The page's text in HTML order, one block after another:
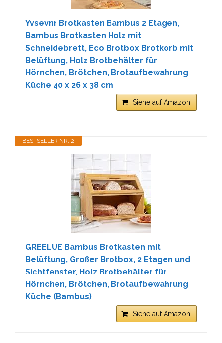
Yvsevnr Brotkasten Bambus 2 Etagen,
Bambus Brotkasten Holz mit
Schneidebrett, Eco Brotbox Brotkorb mit
Belüftung, Holz Brotbehälter für
Hörnchen, Brötchen, Brotaufbewahrung
Küche 40 x 26 x 38 cm
Siehe auf Amazon
BESTSELLER NR. 2
GREELUE Bambus Brotkasten mit
Belüftung, Großer Brotbox, 2 Etagen und
Sichtfenster, Holz Brotbehälter für
Hörnchen, Brötchen, Brotaufbewahrung
Küche (Bambus)
Siehe auf Amazon